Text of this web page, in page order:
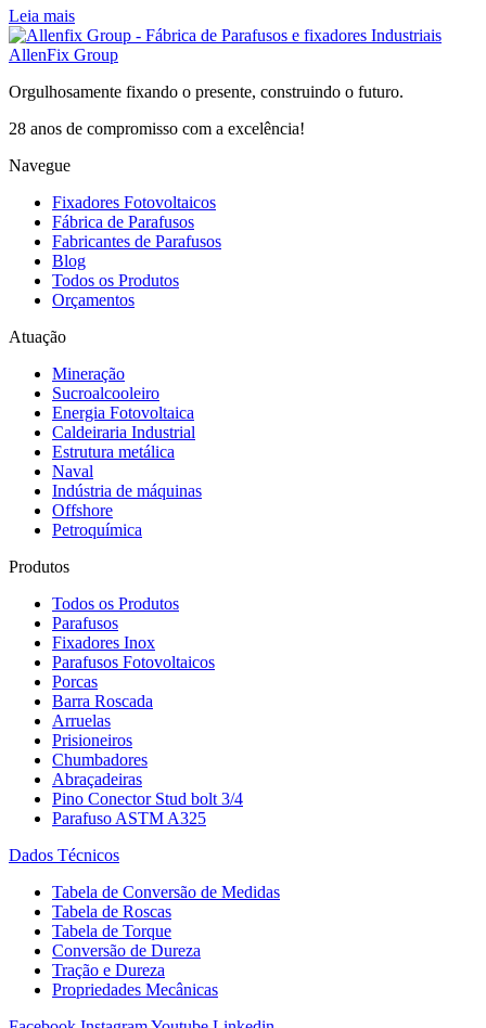
Leia mais
AllenFix Group
Orgulhosamente fixando o presente, construindo o futuro.
28 anos de compromisso com a excelência!
Navegue
Fixadores Fotovoltaicos
Fábrica de Parafusos
Fabricantes de Parafusos
Blog
Todos os Produtos
Orçamentos
Atuação
Mineração
Sucroalcooleiro
Energia Fotovoltaica
Caldeiraria Industrial
Estrutura metálica
Naval
Indústria de máquinas
Offshore
Petroquímica
Produtos
Todos os Produtos
Parafusos
Fixadores Inox
Parafusos Fotovoltaicos
Porcas
Barra Roscada
Arruelas
Prisioneiros
Chumbadores
Abraçadeiras
Pino Conector Stud bolt 3/4
Parafuso ASTM A325
Dados Técnicos
Tabela de Conversão de Medidas
Tabela de Roscas
Tabela de Torque
Conversão de Dureza
Tração e Dureza
Propriedades Mecânicas